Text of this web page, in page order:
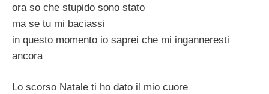
ora so che stupido sono stato
ma se tu mi baciassi
in questo momento io saprei che mi inganneresti
ancora
Lo scorso Natale ti ho dato il mio cuore